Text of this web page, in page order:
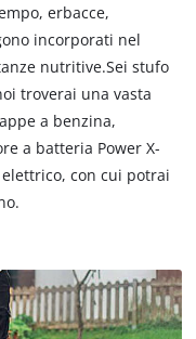
erbacce,
incorporati nel
nutritive.Sei stufo
troverai una vasta
a benzina,
a batteria Power X-
con cui potrai